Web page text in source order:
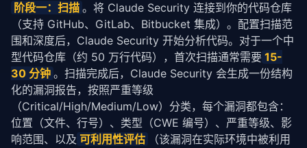
阶段一：扫描 。将 Claude Security 连接到你的代码仓库
（支持 GitHub、GitLab、Bitbucket 集成）。配置扫描范
围和深度后，Claude Security 开始分析代码。对于一个中
型代码仓库（约 50 万行代码），首次扫描通常需要 15-
30 分钟 。扫描完成后，Claude Security 会生成一份结构
化的漏洞报告，按照严重等级
（Critical/High/Medium/Low）分类，每个漏洞都包含：
位置（文件、行号）、类型（CWE 编号）、严重等级、影
响范围、以及 可利用性评估
（该漏洞在实际环境中被利用